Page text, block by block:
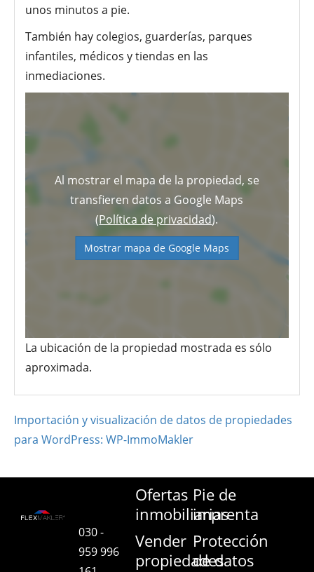
unos minutos a pie.
También hay colegios, guarderías, parques
infantiles, médicos y tiendas en las
inmediaciones.
Al mostrar el mapa de la propiedad, se
transfieren datos a Google Maps
(Política de privacidad).
Mostrar mapa de Google Maps
La ubicación de la propiedad mostrada es sólo
aproximada.
Importación y visualización de datos de propiedades
para WordPress: WP-ImmoMakler
030 -
959 996
Ofertas
inmobiliarias
Vender
propiedades
Pie de
imprenta
Protección
de datos